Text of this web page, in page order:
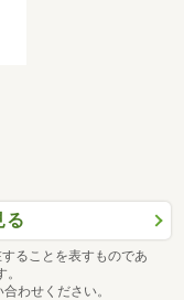
る
ることを表すものであ
わせください。